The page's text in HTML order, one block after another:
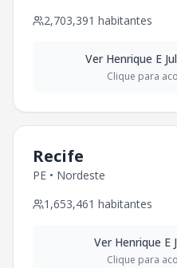
2,703,391 habitantes
Ver Henrique E
Clique para
Recife
PE • Nordeste
1,653,461 habitantes
Ver Henrique E
Clique para